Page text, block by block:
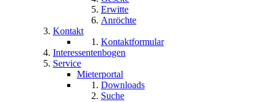
Erwitte
Anröchte
Kontakt
Kontaktformular
Interessentenbogen
Service
Mieterportal
Downloads
Suche